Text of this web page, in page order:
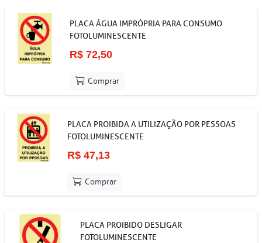
PLACA ÁGUA IMPRÓPRIA PARA CONSUMO
FOTOLUMINESCENTE
R$ 72,50
Comprar
PLACA PROIBIDA A UTILIZAÇÃO POR PESSOAS
FOTOLUMINESCENTE
R$ 47,13
Comprar
PLACA PROIBIDO DESLIGAR
FOTOLUMINESCENTE